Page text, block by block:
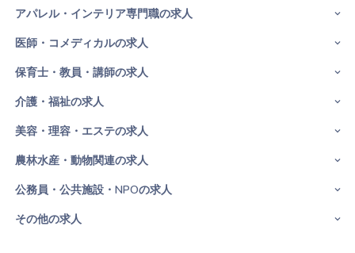
アパレル・インテリア専門職の求人
医師・コメディカルの求人
保育士・教員・講師の求人
介護・福祉の求人
美容・理容・エステの求人
農林水産・動物関連の求人
公務員・公共施設・NPOの求人
その他の求人